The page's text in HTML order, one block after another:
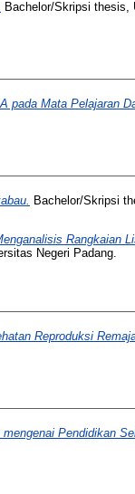
Bachelor/Skripsi thesis,
pada Mata Pelajaran
Bachelor/Skripsi
Rangkaian
Negeri Padang.
Reproduksi
Pendidikan